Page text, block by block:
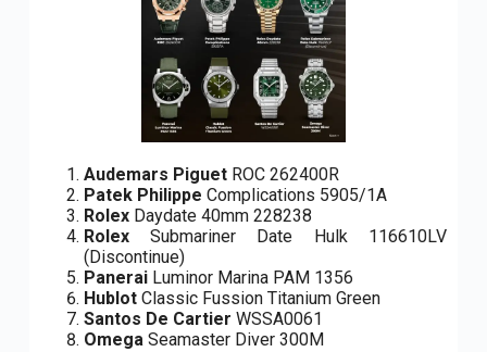
Audemars PiguetROC 262400R
Patek Philippe Complications 5905/1A
RolexDaydate 40mm 228238
RolexSubmariner Date Hulk 116610LV
(Discontinue)
PaneraiLuminor Marina PAM 1356
HublotClassic Fussion Titanium Green
Santos De Cartier WSSA0061
OmegaSeamaster Diver 300M